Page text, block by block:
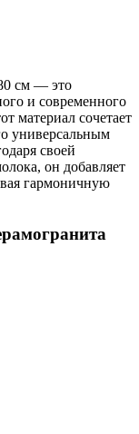
см — это
и современного
материал сочетает
универсальным
своей
он добавляет
гармоничную